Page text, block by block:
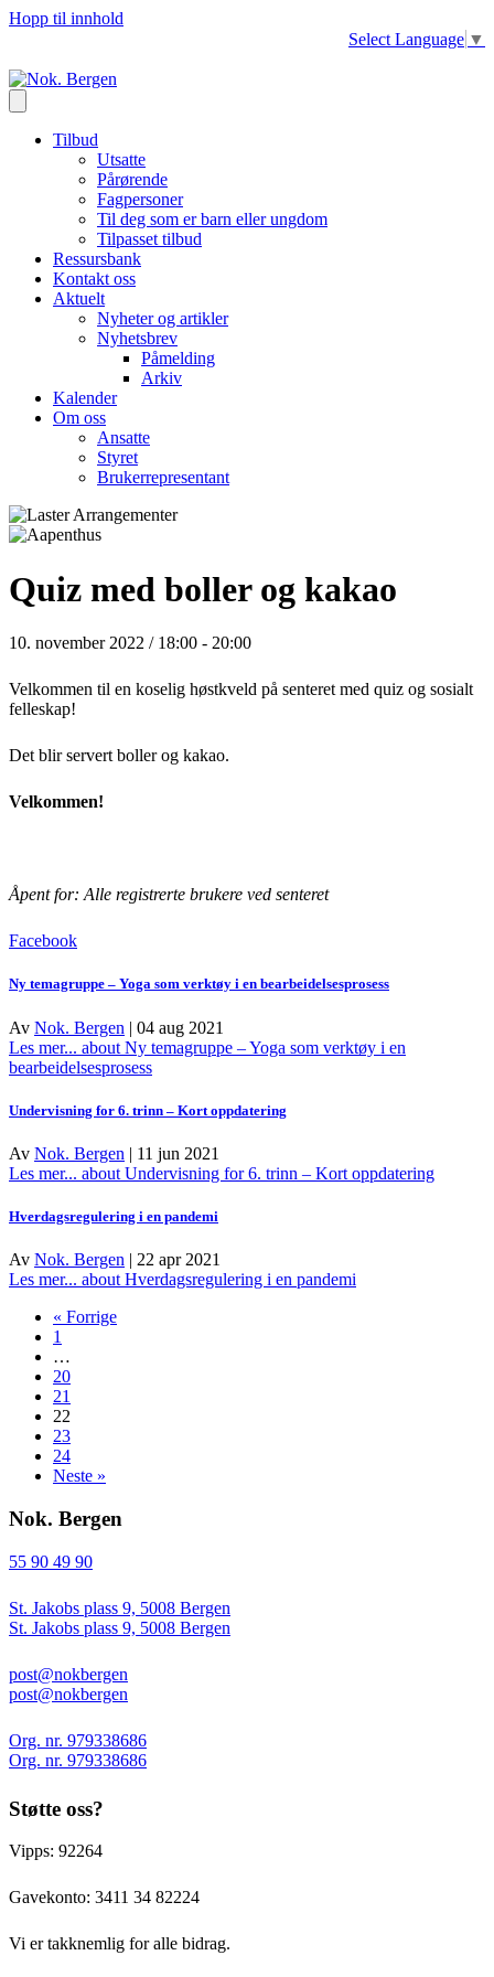
Hopp til innhold
Select Language ▼
Tilbud
Utsatte
Pårørende
Fagpersoner
Til deg som er barn eller ungdom
Tilpasset tilbud
Ressursbank
Kontakt oss
Aktuelt
Nyheter og artikler
Nyhetsbrev
Påmelding
Arkiv
Kalender
Om oss
Ansatte
Styret
Brukerrepresentant
Quiz med boller og kakao
10. november 2022 / 18:00 - 20:00
Velkommen til en koselig høstkveld på senteret med quiz og sosialt
felleskap!
Det blir servert boller og kakao.
Velkommen!
Åpent for: Alle registrerte brukere ved senteret
Facebook
Ny temagruppe – Yoga som verktøy i en bearbeidelsesprosess
Av Nok. Bergen | 04 aug 2021
Les mer... about Ny temagruppe – Yoga som verktøy i en
bearbeidelsesprosess
Undervisning for 6. trinn – Kort oppdatering
Av Nok. Bergen | 11 jun 2021
Les mer... about Undervisning for 6. trinn – Kort oppdatering
Hverdagsregulering i en pandemi
Av Nok. Bergen | 22 apr 2021
Les mer... about Hverdagsregulering i en pandemi
« Forrige
1
…
20
21
22
23
24
Neste »
Nok. Bergen
55 90 49 90
St. Jakobs plass 9, 5008 Bergen
St. Jakobs plass 9, 5008 Bergen
post@nokbergen
post@nokbergen
Org. nr. 979338686
Org. nr. 979338686
Støtte oss?
Vipps: 92264
Gavekonto: 3411 34 82224
Vi er takknemlig for alle bidrag.